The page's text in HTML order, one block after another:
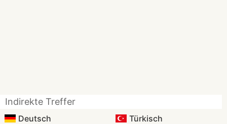
Indirekte Treffer
Deutsch
Türkisch